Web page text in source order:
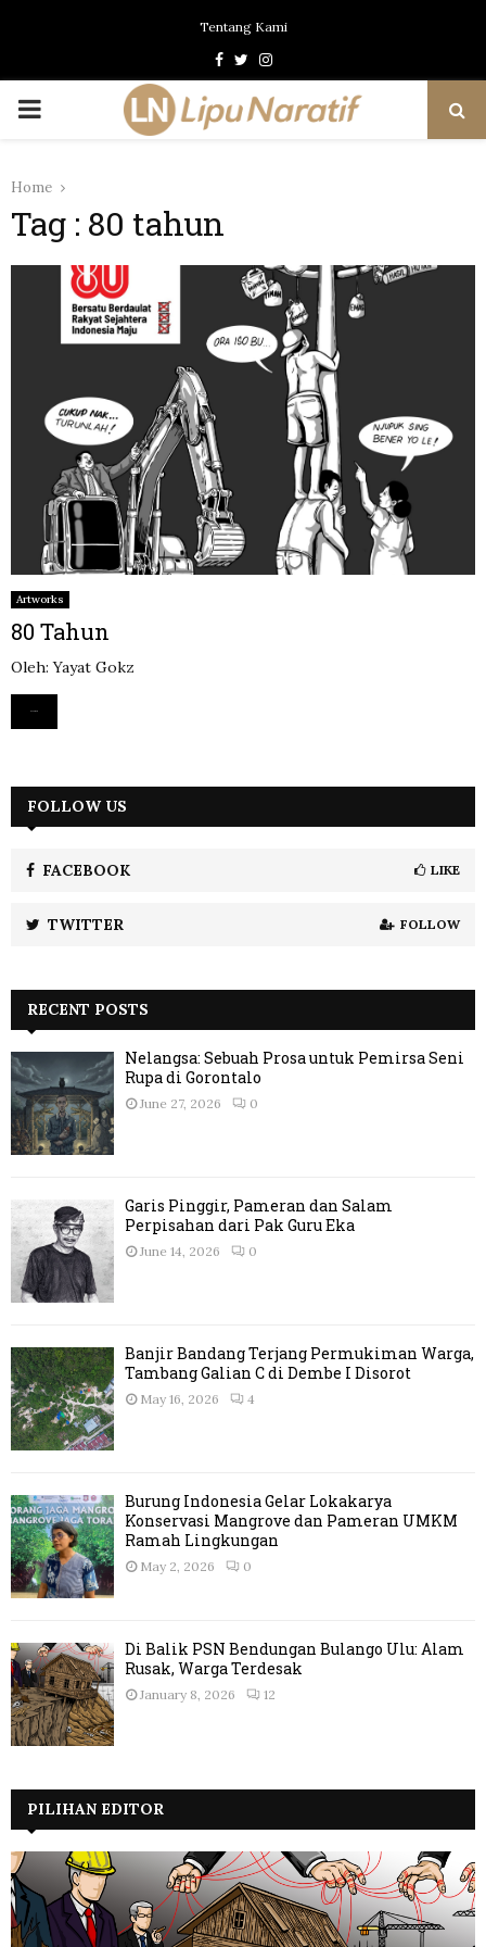
Tentang Kami
Facebook
TwitterInstagram
PRIMARY
Home
Tag : 80 tahun
Artworks
80 Tahun
Oleh: Yayat Gokz
FOLLOW US
FACEBOOK LIKE
TWITTER FOLLOW
RECENT POSTS
Nelangsa: Sebuah Prosa untuk Pemirsa Seni
Rupa di Gorontalo
June 27, 2026 0
Garis Pinggir, Pameran dan Salam
Perpisahan dari Pak Guru Eka
June 14, 2026 0
Banjir Bandang Terjang Permukiman Warga,
Tambang Galian C di Dembe I Disorot
May 16, 2026 4
Burung Indonesia Gelar Lokakarya
Konservasi Mangrove dan Pameran UMKM
Ramah Lingkungan
May 2, 2026 0
Di Balik PSN Bendungan Bulango Ulu: Alam
Rusak, Warga Terdesak
January 8, 2026 12
PILIHAN EDITOR